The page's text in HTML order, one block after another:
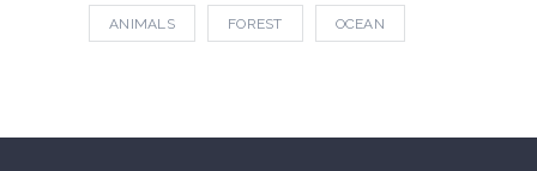
ANIMALS FOREST OCEAN